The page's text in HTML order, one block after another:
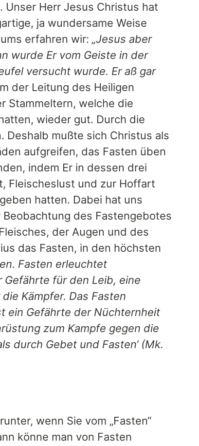
Herr Jesus Christus hat
ja wundersame Weise
erfahren wir: „Jesus aber
wurde Er vom Geiste in der
versucht wurde. Er aß gar
der Leitung des Heiligen
Stammeltern, welche die
wieder gut. Durch die
Deshalb mußte sich Christus als
aufgreifen, das Fasten üben
indem Er in dessen drei
Fleischeslust und zur Hoffart
hatten. Dabei hat uns
des Fastengebotes
der Augen und des
das Fasten, in den höchsten
Fasten erleuchtet
für den Leib, eine
Kämpfer. Das Fasten
ein Gefährte der Nüchternheit
zum Kampfe gegen die
durch Gebet und Fasten‘ (Mk.
wenn Sie vom „Fasten“
könne man von Fasten